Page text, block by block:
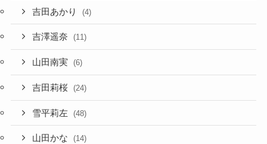
吉田あかり (4)
吉澤遥奈 (11)
山田南実 (6)
吉田莉桜 (24)
雪平莉左 (48)
山田かな (14)